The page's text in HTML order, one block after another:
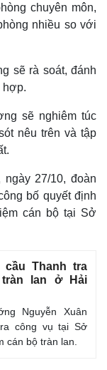
chuyên môn,
nhiều so với
sẽ rà soát, đánh
hợp.
sẽ nghiêm túc
nêu trên và tập
27/10, đoàn
bố quyết định
cán bộ tại Sở
Thanh tra
lan ở Hải
Nguyễn Xuân
công vụ tại Sở
cán bộ tràn lan.